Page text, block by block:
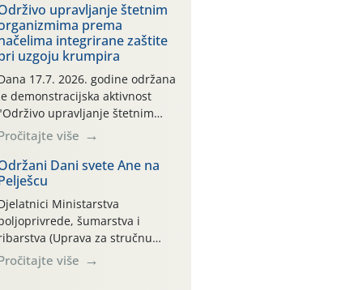
ambalaža kao i
drugih proizvoda koji
sredstva za zaštitu bilja
(npr. ambalaža od mineralnih
se ne prihvaća.
je osiguran
povrat prazne
isključivo ovih tvrtki:
MAKS, AGRONOM,
TKI* (PINUS […]
upravljanje štetnim
prema
integrirane zaštite
uzgoju krumpira
17.7. 2026. godine održana
demonstracijska aktivnost
upravljanje štetnim
prema načelima
integrirane zaštite pri uzgoju
na pokusnom polju
kraj naselja Belica
parcela ID 2445031)
dio Međimurske
više
Dani svete Ane na
Ministarstva
šumarstva i
(Uprava za stručnu
razvoju poljoprivrede)
sudjelovali su na tradicionalnom
više